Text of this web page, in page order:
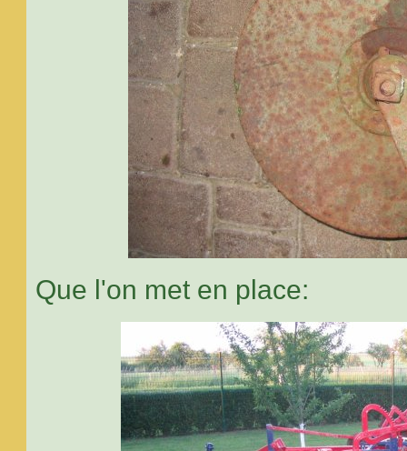
Que l'on met en place: